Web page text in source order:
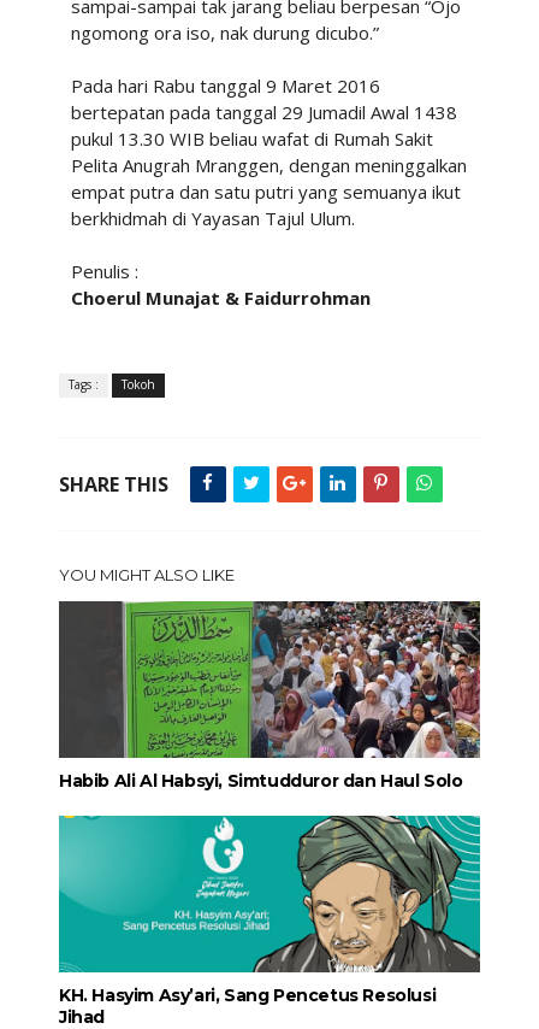
sampai-sampai tak jarang beliau berpesan “Ojo
ngomong ora iso, nak durung dicubo.”
Pada hari Rabu tanggal 9 Maret 2016
bertepatan pada tanggal 29 Jumadil Awal 1438
pukul 13.30 WIB beliau wafat di Rumah Sakit
Pelita Anugrah Mranggen, dengan meninggalkan
empat putra dan satu putri yang semuanya ikut
berkhidmah di Yayasan Tajul Ulum.
Penulis :
Choerul Munajat & Faidurrohman
Tags : Tokoh
SHARE THIS
YOU MIGHT ALSO LIKE
Habib Ali Al Habsyi, Simtudduror dan Haul Solo
KH. Hasyim Asy’ari, Sang Pencetus Resolusi
Jihad